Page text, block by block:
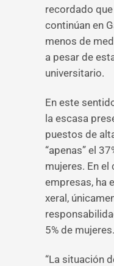
recordado
continúan en
menos de
a pesar de
universitario.
En este
la escasa
puestos de
“apenas” el
mujeres. En el
empresas, ha
xeral,
5% de mujeres.
“La situación